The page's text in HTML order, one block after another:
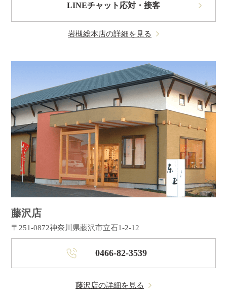
LINEチャット応対・接客
岩槻総本店の詳細を見る
藤沢店
〒251-0872神奈川県藤沢市立石1-2-12
0466-82-3539
藤沢店の詳細を見る